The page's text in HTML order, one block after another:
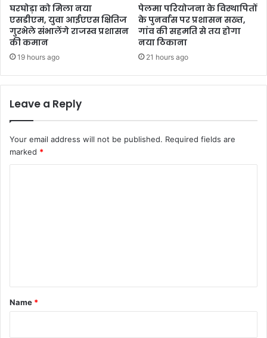
घरघोड़ा को मिला नया
एसडीएम, युवा आईएएस क्षितिज
गुरभेले संभालेंगे राजस्व प्रशासन
की कमान
19 hours ago
पेलमा परियोजना के विस्थापितों
के पुनर्वास पर प्रशासन सख्त,
गांव की सहमति से तय होगा
नया ठिकाना
21 hours ago
Leave a Reply
Your email address will not be published. Required fields are
marked *
*
Name *